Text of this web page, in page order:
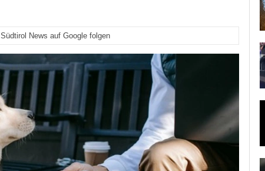
Südtirol News auf Google folgen